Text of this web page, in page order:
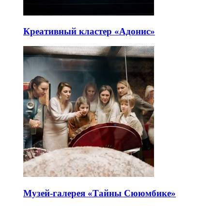
Креативный кластер «Адонис»
Музей-галерея «Тайны Сююмбике»